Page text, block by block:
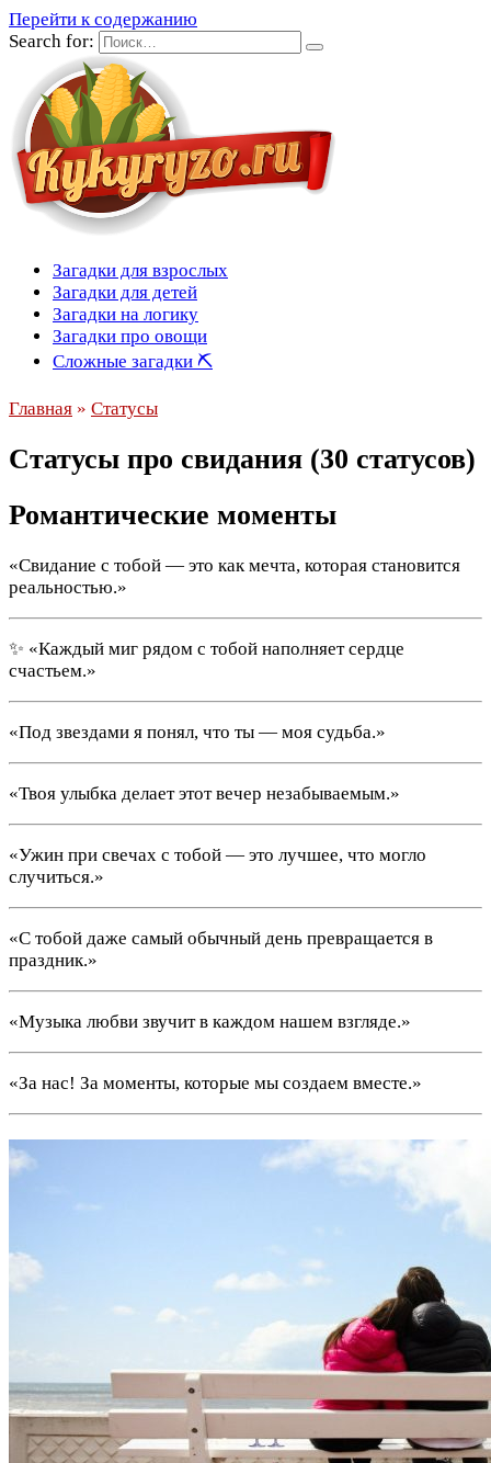
Перейти к содержанию
Search for:
Загадки для взрослых
Загадки для детей
Загадки на логику
Загадки про овощи
Сложные загадки ⛏
Главная » Статусы
Статусы про свидания (30 статусов)
Романтические моменты
«Свидание с тобой — это как мечта, которая становится
реальностью.»
✨ «Каждый миг рядом с тобой наполняет сердце
счастьем.»
«Под звездами я понял, что ты — моя судьба.»
«Твоя улыбка делает этот вечер незабываемым.»
«Ужин при свечах с тобой — это лучшее, что могло
случиться.»
«С тобой даже самый обычный день превращается в
праздник.»
«Музыка любви звучит в каждом нашем взгляде.»
«За нас! За моменты, которые мы создаем вместе.»